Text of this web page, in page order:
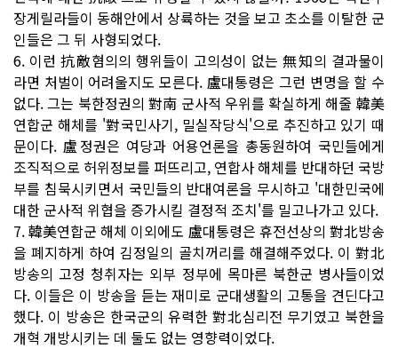
장게릴라들이 동해안에서 상륙하는 것을 보고 초소를 이탈한 군
인들은 그 뒤 사형되었다.
6. 이런 抗敵혐의의 행위들이 고의성이 없는 無知의 결과물이
라면 처벌이 어려울지도 모른다. 盧대통령은 그런 변명을 할 수
없다. 그는 북한정권의 對南 군사적 우위를 확실하게 해줄 韓美
연합군 해체를 '對국민사기, 밀실작당식'으로 추진하고 있기 때
문이다. 盧정권은 여당과 어용언론을 총동원하여 국민들에게
조직적으로 허위정보를 퍼뜨리고, 연합사 해체를 반대하던 국방
부를 침묵시키면서 국민들의 반대여론을 무시하고 '대한민국에
대한 군사적 위협을 증가시킬 결정적 조치'를 밀고나가고 있다.
7. 韓美연합군 해체 이외에도 盧대통령은 휴전선상의 對北방송
을 폐지하게 하여 김정일의 골치꺼리를 해결해주었다. 이 對北
방송의 고정 청취자는 외부 정부에 목마른 북한군 병사들이었
다. 이들은 이 방송을 듣는 재미로 군대생활의 고통을 견딘다고
했다. 이 방송은 한국군의 유력한 對北심리전 무기였고 북한을
개혁 개방시키는 데 둘도 없는 영향력이었다.